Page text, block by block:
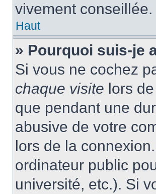
vivement conseillée.
Haut
» Pourquoi suis-je
Si vous ne cochez
chaque visite lors
que pendant une
abusive de votre
lors de la
ordinateur public
université, etc.). Si